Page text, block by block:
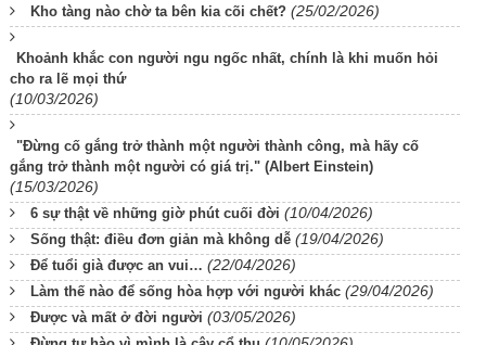
Kho tàng nào chờ ta bên kia cõi chết? (25/02/2026)
Khoảnh khắc con người ngu ngốc nhất, chính là khi muốn hỏi
cho ra lẽ mọi thứ
(10/03/2026)
"Đừng cố gắng trở thành một người thành công, mà hãy cố
gắng trở thành một người có giá trị." (Albert Einstein)
(15/03/2026)
6 sự thật về những giờ phút cuối đời (10/04/2026)
Sống thật: điều đơn giản mà không dễ (19/04/2026)
Để tuổi già được an vui… (22/04/2026)
Làm thế nào để sống hòa hợp với người khác (29/04/2026)
Được và mất ở đời người (03/05/2026)